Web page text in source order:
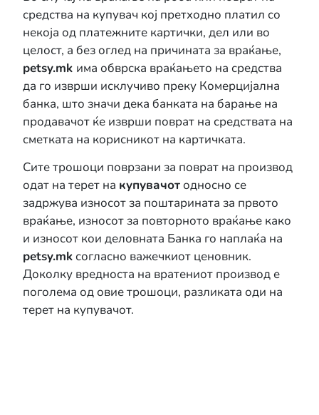
средства на купувач кој претходно платил со
некоја од платежните картички, дел или во
целост, а без оглед на причината за враќање,
petsy.mk има обврска враќањето на средства
да го изврши исклучиво преку Комерцијална
банка, што значи дека банката на барање на
продавачот ќе изврши поврат на средствата на
сметката на корисникот на картичката.
Сите трошоци поврзани за поврат на производ
одат на терет на купувачотодносно се
задржува износот за поштарината за првото
враќање, износот за повторното враќање како
и износот кои деловната Банка го наплаќа на
petsy.mkсогласно важечкиот ценовник.
Доколку вредноста на вратениот производ е
поголема од овие трошоци, разликата оди на
терет на купувачот.